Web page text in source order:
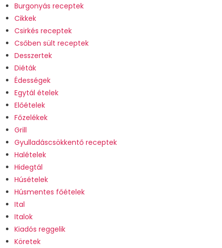
Burgonyás receptek
Cikkek
Csirkés receptek
Csőben sült receptek
Desszertek
Diéták
Édességek
Egytál ételek
Előételek
Főzelékek
Grill
Gyulladáscsökkentő receptek
Halételek
Hidegtál
Húsételek
Húsmentes főételek
Ital
Italok
Kiadós reggelik
Köretek